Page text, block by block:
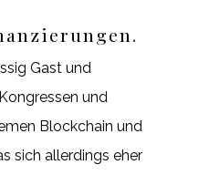
Gast und
und
Blockchain und
sich allerdings eher